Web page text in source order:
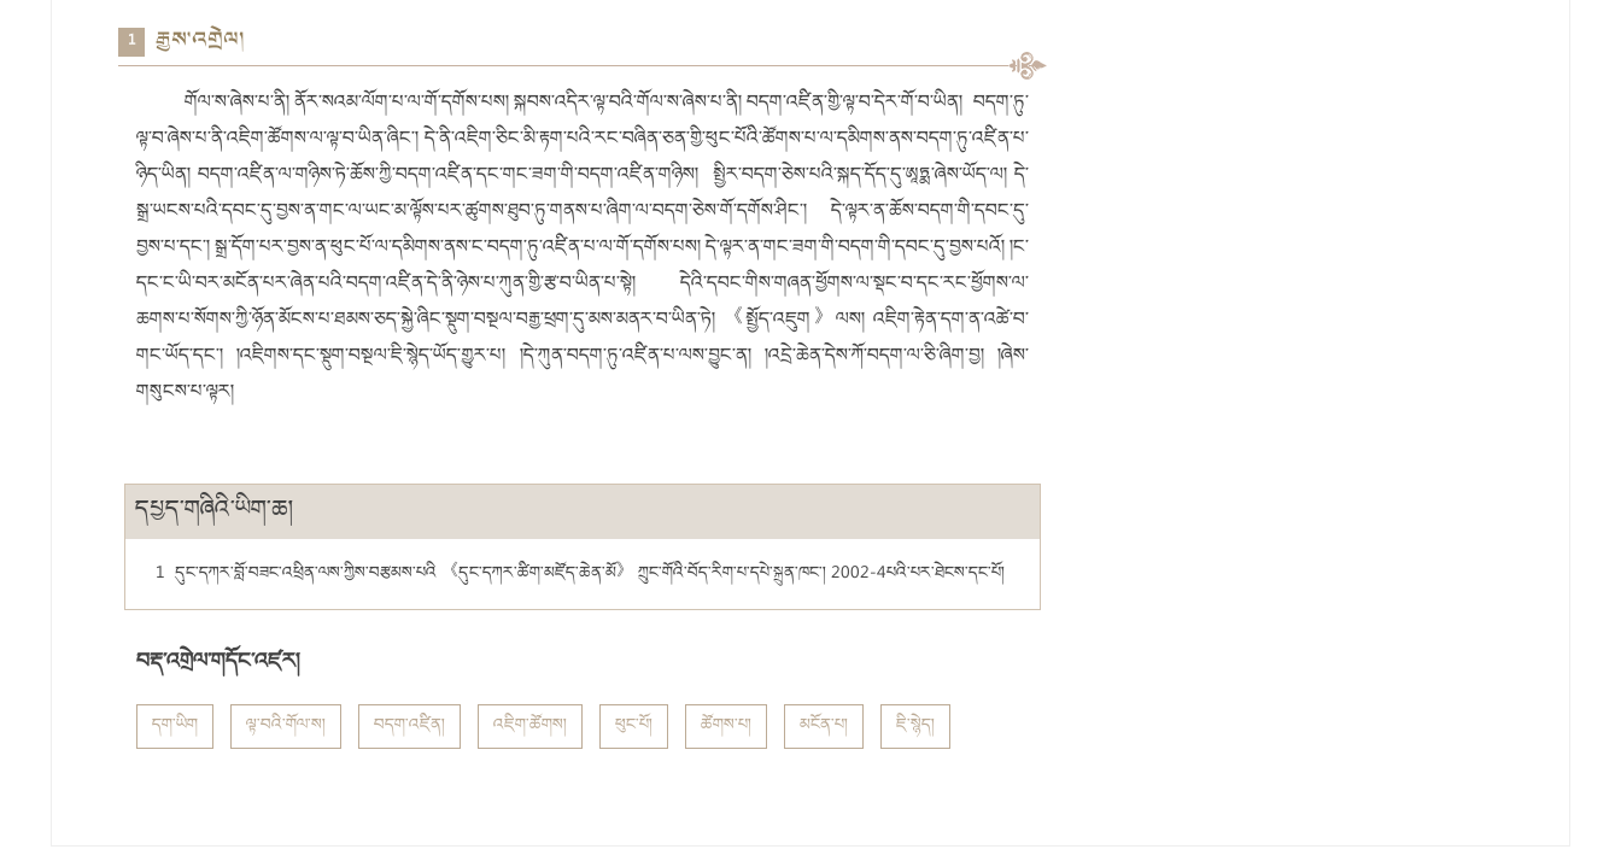
1 རྒྱས་འགྲེལ།
གོལ་ས་ཞེས་པ་ནི། ནོར་སའམ་ལོག་པ་ལ་གོ་དགོས་པས། སྐབས་འདིར་ལྟ་བའི་གོལ་ས་ཞེས་པ་ནི། བདག་འཛིན་གྱི་ལྟ་བ་དེར་གོ་བ་ཡིན། བདག་ཏུ་
ལྟ་བ་ཞེས་པ་ནི་འཇིག་ཚོགས་ལ་ལྟ་བ་ཡིན་ཞིང༌། དེ་ནི་འཇིག་ཅིང་མི་རྟག་པའི་རང་བཞིན་ཅན་གྱི་ཕུང་པོའི་ཚོགས་པ་ལ་དམིགས་ནས་བདག་ཏུ་འཛིན་པ་
ཉིད་ཡིན། བདག་འཛིན་ལ་གཉིས་ཏེ་ཆོས་ཀྱི་བདག་འཛིན་དང་གང་ཟག་གི་བདག་འཛིན་གཉིས། སྤྱིར་བདག་ཅེས་པའི་སྐད་དོད་དུ་ཨཱཏྨ་ཞེས་ཡོད་ལ། དེ་
སྒྲ་ཡངས་པའི་དབང་དུ་བྱས་ན་གང་ལ་ཡང་མ་ལྟོས་པར་ཚུགས་ཐུབ་ཏུ་གནས་པ་ཞིག་ལ་བདག་ཅེས་གོ་དགོས་ཤིང༌། དེ་ལྟར་ན་ཆོས་བདག་གི་དབང་དུ་
བྱས་པ་དང༌། སྒྲ་དོག་པར་བྱས་ན་ཕུང་པོ་ལ་དམིགས་ནས་ང་བདག་ཏུ་འཛིན་པ་ལ་གོ་དགོས་པས། དེ་ལྟར་ན་གང་ཟག་གི་བདག་གི་དབང་དུ་བྱས་པའོ། །ང་
དང་ང་ཡི་བར་མངོན་པར་ཞེན་པའི་བདག་འཛིན་དེ་ནི་ཉེས་པ་ཀུན་གྱི་རྩ་བ་ཡིན་པ་སྟེ། དེའི་དབང་གིས་གཞན་ཕྱོགས་ལ་སྡང་བ་དང་རང་ཕྱོགས་ལ་
ཆགས་པ་སོགས་ཀྱི་ཉོན་མོངས་པ་ཐམས་ཅད་སྐྱེ་ཞིང་སྡུག་བསྔལ་བརྒྱ་ཕྲག་དུ་མས་མནར་བ་ཡིན་ཏེ། 《སྤྱོད་འཇུག》ལས། འཇིག་རྟེན་དག་ན་འཚེ་བ་
གང་ཡོད་དང༌། །འཇིགས་དང་སྡུག་བསྔལ་ཇི་སྙེད་ཡོད་གྱུར་པ། །དེ་ཀུན་བདག་ཏུ་འཛིན་པ་ལས་བྱུང་ན། །འདྲེ་ཆེན་དེས་ཀོ་བདག་ལ་ཅི་ཞིག་བྱ། །ཞེས་
གསུངས་པ་ལྟར།
དཔྱད་གཞིའི་ཡིག་ཆ།
1 དུང་དཀར་བློ་བཟང་འཕྲིན་ལས་ཀྱིས་བརྩམས་པའི 《དུང་དཀར་ཚིག་མཛོད་ཆེན་མོ》 ཀྲུང་གོའི་བོད་རིག་པ་དཔེ་སྐྲུན་ཁང་། 2002-4པའི་པར་ཐེངས་དང་པོ།
བརྡ་འགྲེལ་གདོང་འཛར།
དག་ཡིག ལྟ་བའི་གོལ་ས། བདག་འཛིན། འཇིག་ཚོགས། ཕུང་པོ། ཚོགས་པ། མངོན་པ། ཇི་སྙེད།